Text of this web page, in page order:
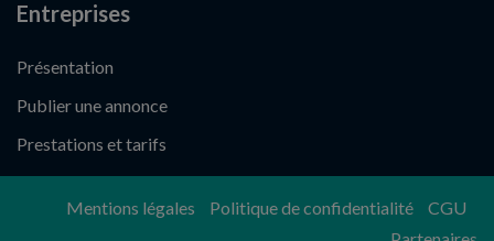
Entreprises
Présentation
Publier une annonce
Prestations et tarifs
Mentions légales Politique de confidentialité
CGU